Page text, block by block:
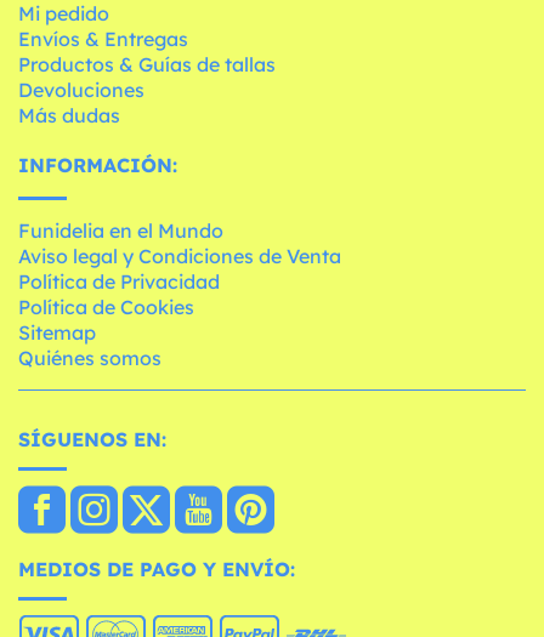
Mi pedido
Envíos & Entregas
Productos & Guías de tallas
Devoluciones
Más dudas
INFORMACIÓN:
Funidelia en el Mundo
Aviso legal y Condiciones de Venta
Política de Privacidad
Política de Cookies
Sitemap
Quiénes somos
SÍGUENOS EN:
MEDIOS DE PAGO Y ENVÍO: